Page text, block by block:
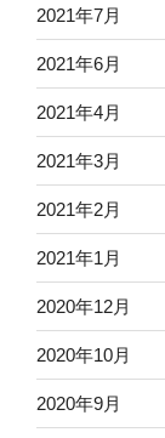
2021年7月
2021年6月
2021年4月
2021年3月
2021年2月
2021年1月
2020年12月
2020年10月
2020年9月